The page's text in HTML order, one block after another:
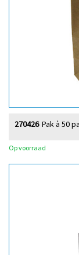
Pak à 50
270426
Op voorraad